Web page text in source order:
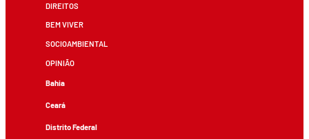
DIREITOS
BEM VIVER
SOCIOAMBIENTAL
OPINIÃO
Bahia
Ceará
Distrito Federal